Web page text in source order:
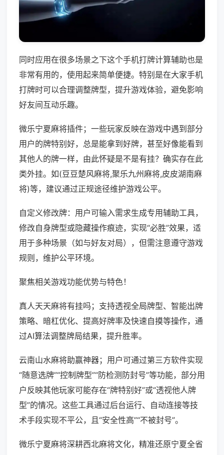
同时应用在很多场景之下这个手机打牌计算辅助也是
非常有用的，使用起来简单便捷。特别是在大家手机
打牌时可以合理调整牌型，提升游戏体验，避免影响
好友间互动乐趣。
微乐宁夏麻将插件；一些玩家反映在游戏中遇到部分
用户的牌特别好，总是能拿到好牌，甚至好像能看到
其他人的牌一样，由此怀疑是不是有挂？确实存在此
类外挂。如(豆豆楚风麻将,聚乐九州麻将,皮皮湖南麻
将)等，建议通过正规途径维护游戏公平。
自定义修改牌：用户可输入需求生成专用辅助工具，
修改自身牌型或隐藏操作痕迹，实现“必胜”效果，适
用于多种场景（如与好友对局），但需注意遵守游戏
规则，维护公平环境。
聚焦相关游戏功能优势与特色！
真人天天麻将有挂吗；支持透视全局牌型、智能出牌
策略、暗杠优化、提高好牌率及快速自摸等操作，通
过AI算法调整牌局结果，提升胜率。
云南山水麻将助赢神器；用户可通过第三方软件实现
“随意选牌”“控制牌型”“防检测防封号”等功能，部分用
户反映其他玩家可能存在“牌特别好”或“透视他人牌
型”的情况。这些工具通过后台运行、自动连接等技
术手段实现不平公，且“安全性高”“不被封号”。
微乐宁夏麻将深耕西北麻将文化，精准还原宁夏全省